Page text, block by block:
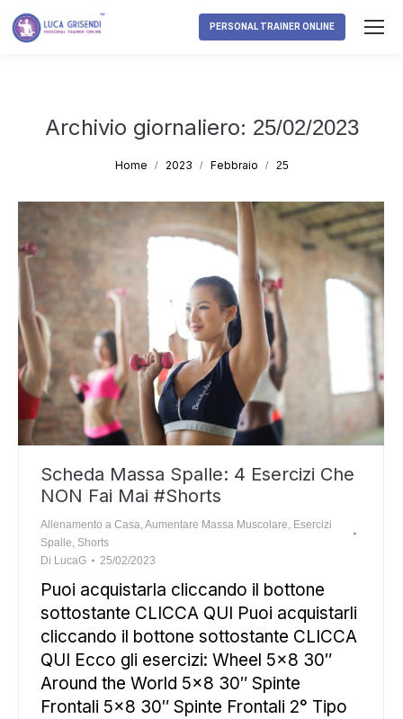
PERSONAL TRAINER ONLINE
Archivio giornaliero: 25/02/2023
Tu sei qui:
Home 2023 Febbraio 25
Scheda Massa Spalle: 4 Esercizi Che
NON Fai Mai #Shorts
Allenamento a Casa,Aumentare Massa Muscolare, Esercizi
Spalle, Shorts
Di LucaG 25/02/2023
Puoi acquistarla cliccando il bottone
sottostante CLICCA QUI Puoi acquistarli
cliccando il bottone sottostante CLICCA
QUI Ecco gli esercizi: Wheel 5×8 30″
Around the World 5×8 30″ Spinte
Frontali 5×8 30″ Spinte Frontali 2° Tipo